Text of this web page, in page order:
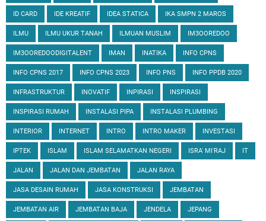
ID CARD IDE KREATIF IDEA STATICA IKA SMPN 2 MAROS
ILMU ILMU UKUR TANAH ILMUAN MUSLIM IM3OOREDOO
IM3OOREDOODIGITALENT IMAN INATIKA INFO CPNS
INFO CPNS 2017 INFO CPNS 2023 INFO PNS INFO PPDB 2020
INFRASTRUKTUR INOVATIF INPIRASI INSPIRASI
INSPIRASI RUMAH INSTALASI PIPA INSTALASI PLUMBING
INTERIOR INTERNET INTRO INTRO MAKER INVESTASI
IPTEK ISLAM ISLAM SELAMATKAN NEGERI ISRA' MI'RAJ IT
JALAN JALAN DAN JEMBATAN JALAN RAYA
JASA DESAIN RUMAH JASA KONSTRUKSI JEMBATAN
JEMBATAN AIR JEMBATAN BAJA JENDELA JEPANG